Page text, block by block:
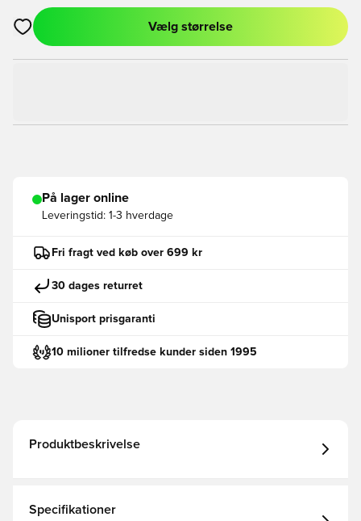
Åbner en Modal til at logge ind eller tilmelde dig som medlem
Vælg størrelse
På lager online
Leveringstid: 1-3 hverdage
Fri fragt ved køb over 699 kr
30 dages returret
Unisport prisgaranti
10 milioner tilfredse kunder siden 1995
Produktbeskrivelse
Specifikationer